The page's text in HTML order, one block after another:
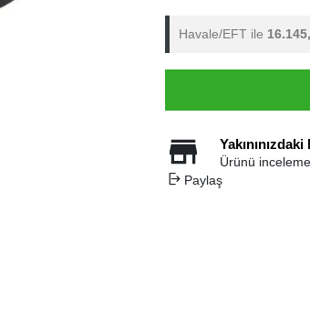
Havale/EFT ile
Ürünü
Paylaş